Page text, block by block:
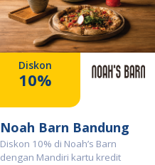
Diskon
10%
Noah Barn Bandung
Diskon 10% di Noah’s Barn
dengan Mandiri kartu kredit